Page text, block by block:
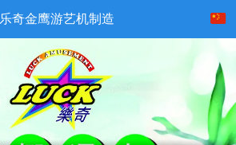
乐奇金鹰游艺机制造